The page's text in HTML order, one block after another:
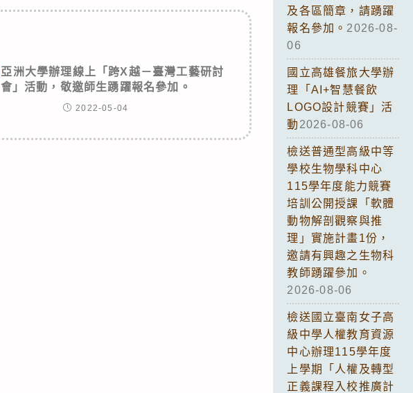
亞洲大學辦理線上「跨X越－臺灣工藝研討
會」活動，敬邀師生踴躍報名參加。
2022-05-04
及各區簡章，請踴躍
報名參加。 2026-08-
06
國立高雄餐旅大學辦
理「AI+智慧餐飲
LOGO設計競賽」活
動 2026-08-06
檢送普通型高級中等
學校生物學科中心
115學年度能力競賽
培訓公開授課「軟體
動物解剖觀察與推
理」實施計畫1份，
邀請有興趣之生物科
教師踴躍參加。
2026-08-06
檢送國立臺南女子高
級中學人權教育資源
中心辦理115學年度
上學期「人權及轉型
正義課程入校推廣計